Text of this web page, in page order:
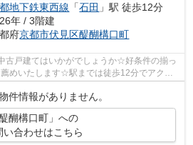
地下鉄東西線 「石田 」駅 徒歩12分
年 / 3階建
府京都市伏見区醍醐構口町
古戸建てはいかがでしょうか☆好条件の揃っ
めいたします☆駅までは徒歩12分でアクセ
件情報がありません。
醍醐構口町」への
い合わせはこちら